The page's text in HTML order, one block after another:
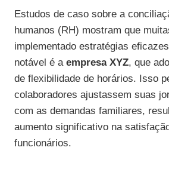
Estudos de caso sobre a
humanos (RH) mostram que
implementado estratégias
notável é a empresa XYZ, que
de flexibilidade de horários. Isso
colaboradores ajustassem suas
com as demandas familiares,
aumento significativo na
funcionários.